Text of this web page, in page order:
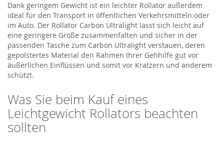
Dank geringem Gewicht ist ein leichter Rollator außerdem
ideal für den Transport in öffentlichen Verkehrsmitteln oder
im Auto. Der Rollator Carbon Ultralight lässt sich leicht auf
eine geringere Größe zusammenfalten und sicher in der
passenden Tasche zum Carbon Ultralight verstauen, deren
gepolstertes Material den Rahmen Ihrer Gehhilfe gut vor
äußerlichen Einflüssen und somit vor Kratzern und anderem
schützt.
Was Sie beim Kauf eines
Leichtgewicht Rollators beachten
sollten